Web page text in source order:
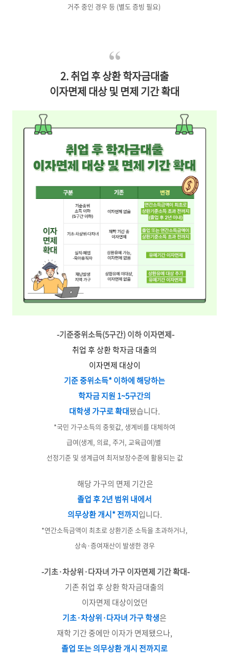
거주 중인 경우 등 (별도 증빙 필요)
2. 취업 후 상환 학자금대출
이자면제 대상 및 면제 기간 확대
-기준중위소득(5구간) 이하 이자면제-
취업 후 상환 학자금 대출의
이자면제 대상이
기준 중위소득* 이하에 해당하는
학자금 지원 1~5구간의
대학생 가구로 확대됐습니다.
*국민 가구소득의 중윗값, 생계비를 대체하여
급여(생계, 의료, 주거, 교육급여)별
선정기준 및 생계급여 최저보장수준에 활용되는 값
해당 가구의 면제 기간은
졸업 후 2년 범위 내에서
의무상환 개시* 전까지입니다.
*연간소득금액이 최초로 상환기준 소득을 초과하거나,
상속·증여재산이 발생한 경우
-기초·차상위·다자녀 가구 이자면제 기간 확대-
기존 취업 후 상환 학자금대출의
이자면제 대상이었던
기초·차상위·다자녀 가구 학생은
재학 기간 중에만 이자가 면제됐으나,
졸업 또는 의무상환 개시 전까지로